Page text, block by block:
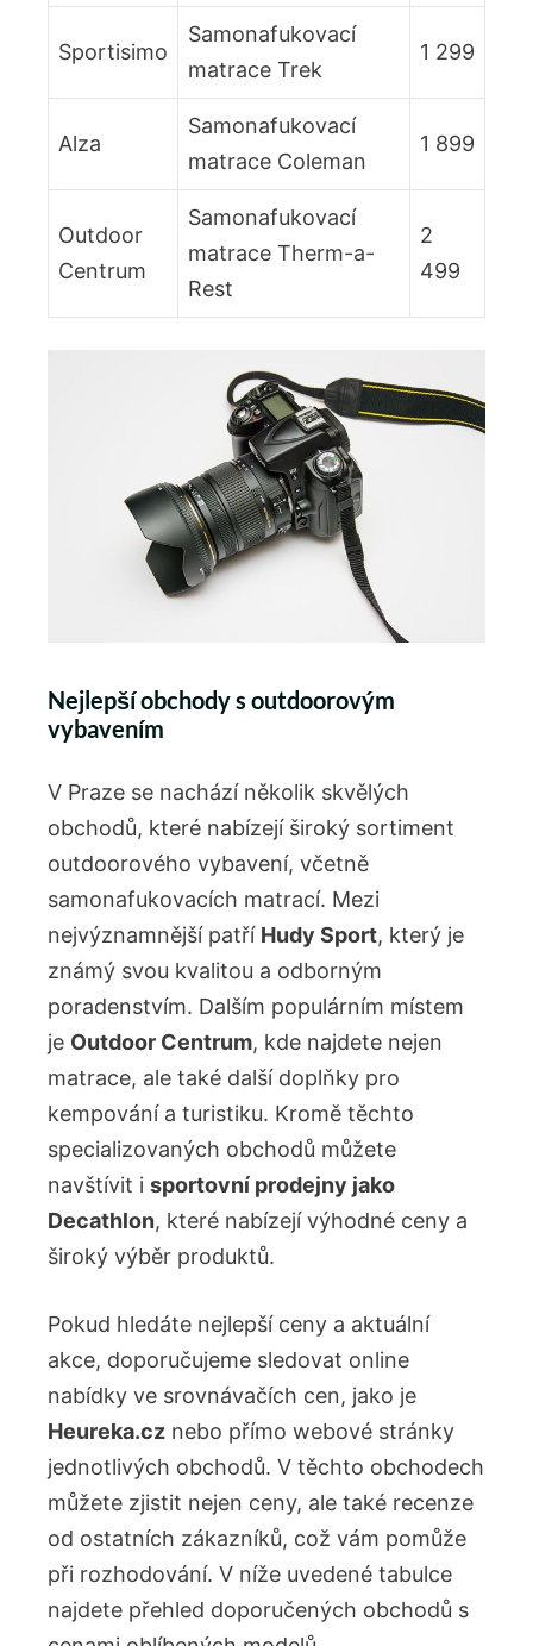
Sportisimo
Samonafukovací
matrace Trek
1 299
Alza
Samonafukovací
matrace Coleman
1 899
Outdoor
Centrum
Samonafukovací
matrace Therm-a-
Rest
2
499
Nejlepší obchody s outdoorovým
vybavením
V Praze se nachází několik skvělých
obchodů, které nabízejí široký sortiment
outdoorového vybavení, včetně
samonafukovacích matrací. Mezi
nejvýznamnější patří Hudy Sport, který je
známý svou kvalitou a odborným
poradenstvím. Dalším populárním místem
je Outdoor Centrum, kde najdete nejen
matrace, ale také další doplňky pro
kempování a turistiku. Kromě těchto
specializovaných obchodů můžete
navštívit i sportovní prodejny jako
Decathlon, které nabízejí výhodné ceny a
široký výběr produktů.
Pokud hledáte nejlepší ceny a aktuální
akce, doporučujeme sledovat online
nabídky ve srovnávačích cen, jako je
Heureka.cz nebo přímo webové stránky
jednotlivých obchodů. V těchto obchodech
můžete zjistit nejen ceny, ale také recenze
od ostatních zákazníků, což vám pomůže
při rozhodování. V níže uvedené tabulce
najdete přehled doporučených obchodů s